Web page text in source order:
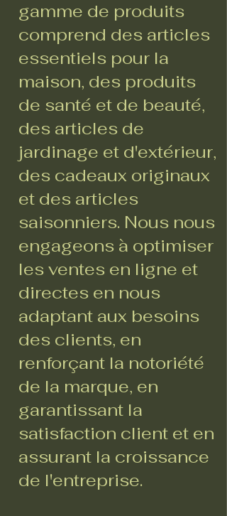
gamme de produits
comprend des articles
essentiels pour la
maison, des produits
de santé et de beauté,
des articles de
jardinage et d'extérieur,
des cadeaux originaux
et des articles
saisonniers. Nous nous
engageons à optimiser
les ventes en ligne et
directes en nous
adaptant aux besoins
des clients, en
renforçant la notoriété
de la marque, en
garantissant la
satisfaction client et en
assurant la croissance
de l'entreprise.